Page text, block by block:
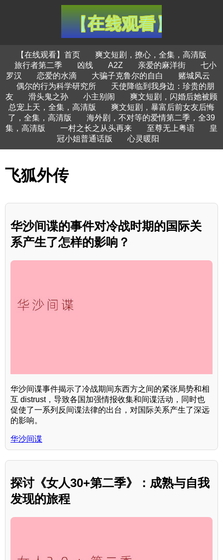
【在线观看】首页
爽文短剧，撩心，全集，高清版
旅行者第二季
凶线 A2Z 亲爱的麻洋街
七小
罗汉
恋爱的水滴 大骗子克鲁尔的自白
赌城风云
偶尔的行为科学研究所
天使降临到我身边：珍贵的朋
友
滑头鬼之孙 小主别闹
爽文短剧，闪婚后她被顾
总宠上天，全集，高清版
爽文短剧，暴富后前女友后悔
了，全集，高清版
海外剧，不对等的爱情第二季，全39
集，高清版
一村之长之从头再来 至尊无上粤语
皇
冠小姐普通话版
心灵暖阳
飞狐外传
华沙间谍的事件对冷战时期的国际关
系产生了怎样的影响？
华沙间谍事件揭示了冷战期间东西方之间的紧张局势和相
互 distrust，导致各国加强情报收集和间谍活动，同时也
促使了一系列反间谍法律的出台，对国际关系产生了深远
的影响。
华沙间谍
探讨《女人30+第二季》：成熟与自我
发现的旅程